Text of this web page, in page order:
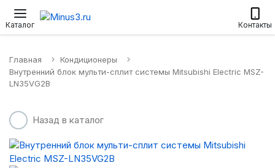
Каталог Контакты
Настенные сплит-системы
Главная
Кондиционеры
Внутренний блок мульти-сплит системы Mitsubishi Electric MSZ-
LN35VG2B
Назад в каталог